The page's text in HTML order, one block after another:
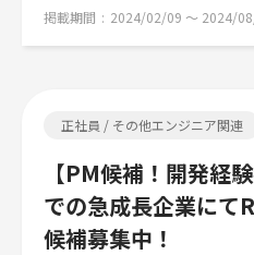
掲載期間 2024/02/09 〜 2024/
正社員 / その他エンジニア関連
【PM候補！開発経
での急成長企業にて
候補募集中！